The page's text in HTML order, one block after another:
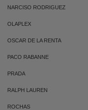
NARCISO RODRIGUEZ
OLAPLEX
OSCAR DE LA RENTA
PACO RABANNE
PRADA
RALPH LAUREN
ROCHAS